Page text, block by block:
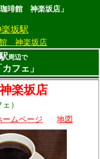
琲館 神楽坂店」
坂駅
神楽坂店
周辺で
カフェ」
楽坂店
）
ームページ 地図